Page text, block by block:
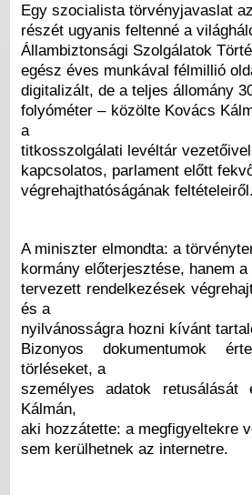
Egy szocialista törvényjavaslat
részét ugyanis feltenné a
Állambiztonsági Szolgálatok
egész éves munkával félmillió
digitalizált, de a teljes állomány
folyóméter – közölte Kovács
a
titkosszolgálati levéltár
kapcsolatos, parlament előtt
végrehajthatóságának
A miniszter elmondta: a
kormány előterjesztése, hanem
tervezett rendelkezések
és a
nyilvánosságra hozni kívánt
Bizonyos dokumentumok
törléseket, a
személyes adatok
Kálmán,
aki hozzátette: a megfigyeltekre
sem kerülhetnek az internetre.